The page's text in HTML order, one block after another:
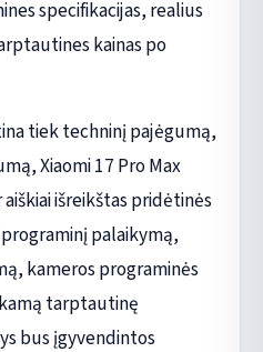
specifikacijas, realius
kainas po
tiek techninį pajėgumą,
Xiaomi 17 Pro Max
išreikštas pridėtinės
palaikymą,
kameros programinės
tarptautinę
bus įgyvendintos